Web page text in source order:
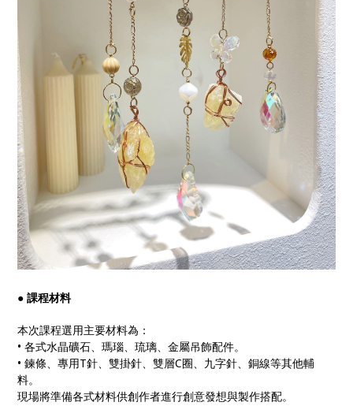
●課程材料
本次課程選用主要材料為：
• 各式水晶礦石、瑪瑙、琉璃、金屬吊飾配件。
• 鍊條、專用T針、雙掛針、雙層C圈、九字針、銅線等其他輔
料。
現場將準備各式材料供創作者進行創意發想與製作搭配。